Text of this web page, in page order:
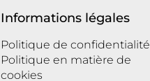
Informations légales
Politique de confidentialité
Politique en matière de
cookies